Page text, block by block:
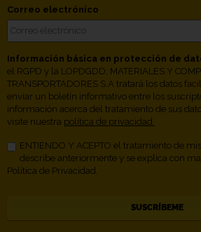
Correo electrónico
Información básica en protección de
el RGPD y la LOPDGDD, MATERIALES Y
TRANSPORTADORES S.A tratará los datos
enviar un boletín informativo entre los
información acerca del tratamiento de sus
visite nuestra política de privacidad.
ENTIENDO Y ACEPTO el tratamiento de
describe anteriormente y se explica con
Política de Privacidad.